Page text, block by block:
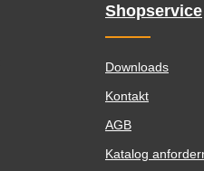
Shopservice
Downloads
Kontakt
AGB
Katalog